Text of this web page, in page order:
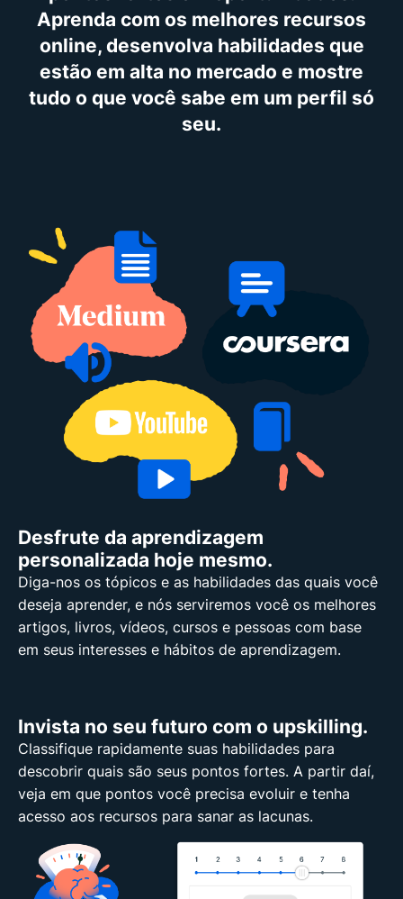
Aprenda com os melhores recursos
online, desenvolva habilidades que
estão em alta no mercado e mostre
tudo o que você sabe em um perfil só
seu.
Desfrute da aprendizagem
personalizada hoje mesmo.
Diga-nos os tópicos e as habilidades das quais você
deseja aprender, e nós serviremos você os melhores
artigos, livros, vídeos, cursos e pessoas com base
em seus interesses e hábitos de aprendizagem.
Invista no seu futuro com o upskilling.
Classifique rapidamente suas habilidades para
descobrir quais são seus pontos fortes. A partir daí,
veja em que pontos você precisa evoluir e tenha
acesso aos recursos para sanar as lacunas.